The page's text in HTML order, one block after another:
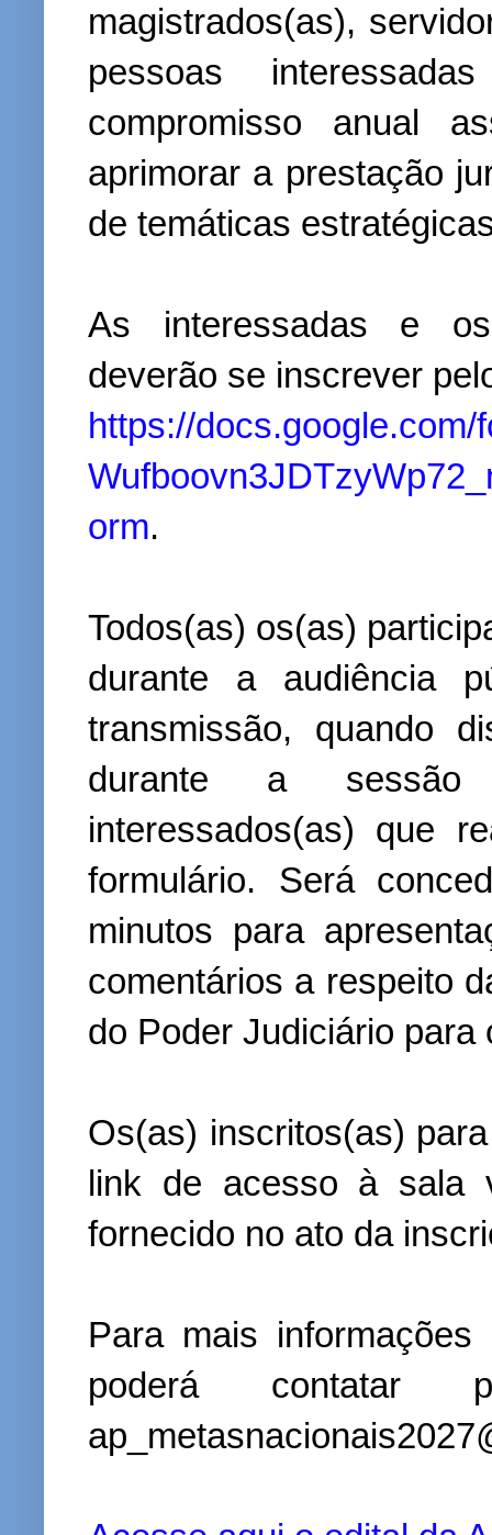
magistrados(as),
pessoas
compromisso anual
aprimorar a prestação
de temáticas
As interessadas e
deverão se inscrever
https://
orm.
Todos(as) os(as)
durante a audiência
transmissão, quando
durante a sessão
interessados(as) que
formulário. Será
minutos para
comentários a respeito
do Poder Judiciário para
Os(as) inscritos(as)
link de acesso à sala
fornecido no ato da
Para mais
poderá contatar